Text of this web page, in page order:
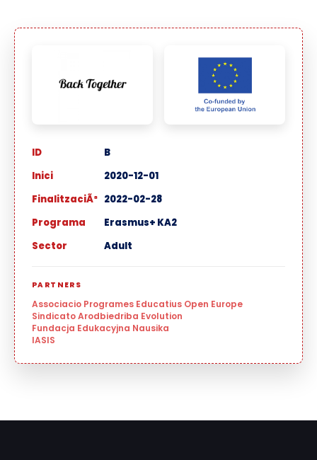
ID
B
Inici
2020-12-01
FinalitzaciÃ³ 2022-02-28
Programa
Erasmus+ KA2
Sector
Adult
PARTNERS
Associacio Programes Educatius Open Europe
Sindicato Arodbiedriba Evolution
Fundacja Edukacyjna Nausika
IASIS